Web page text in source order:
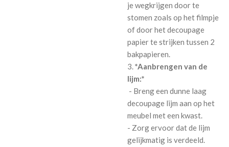
je wegkrijgen door te
stomen zoals op het filmpje
of door het decoupage
papier te strijken tussen 2
bakpapieren.
3.*Aanbrengen van de
lijm:*
- Breng een dunne laag
decoupage lijm aan op het
meubel met een kwast.
- Zorg ervoor dat de lijm
gelijkmatig is verdeeld.